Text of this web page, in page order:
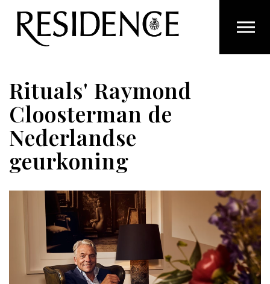
Overslaan en ga direct naar de inhoud
Rituals' Raymond
Cloosterman de
Nederlandse
geurkoning